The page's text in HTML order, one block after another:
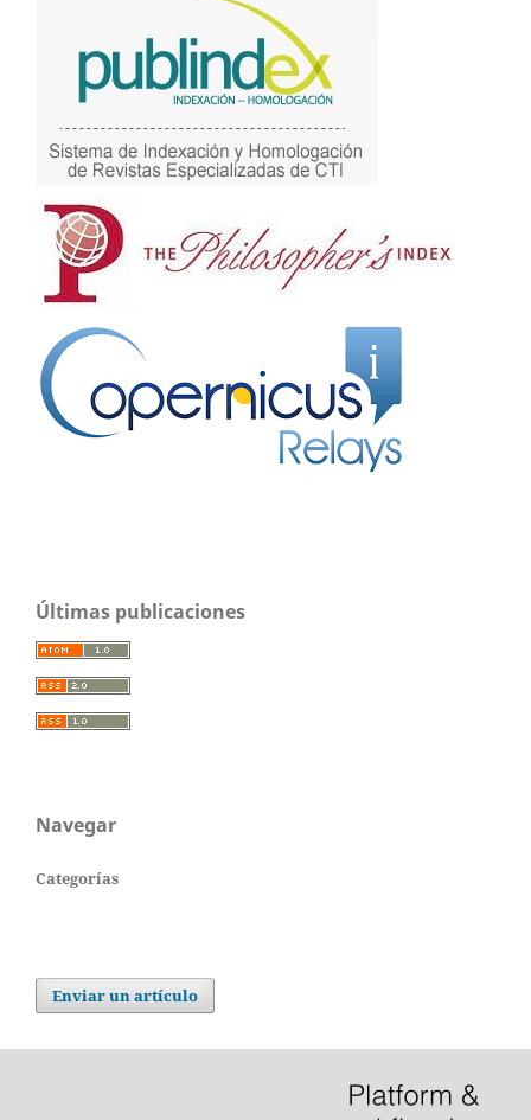
Últimas publicaciones
Navegar
Categorías
Enviar un artículo